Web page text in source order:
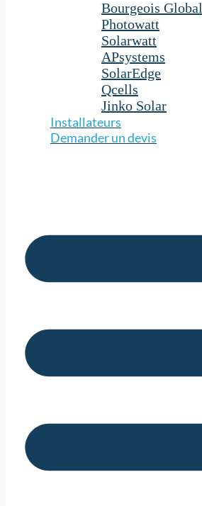
Bourgeois Global
Photowatt
Solarwatt
APsystems
SolarEdge
Qcells
Jinko Solar
Installateurs
Demander un devis